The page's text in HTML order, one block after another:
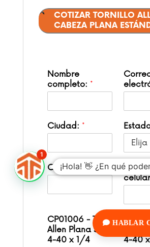
HABLAR
COTIZAR TORNILLO
CABEZA PLANA
Nombre
completo: *
Ciudad: *
Código Postal:*
CP01006 - Tor
Allen Plana Std
4-40 x 1/4
4-40
¡Hola! 👋 ¿En qué
1